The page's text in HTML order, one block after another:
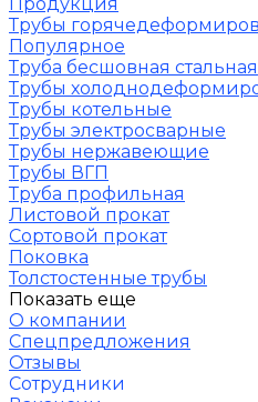
Трубы
Популярное
Труба бесшовная стальная
Трубы
Трубы котельные
Трубы электросварные
Трубы нержавеющие
Трубы ВГП
Труба профильная
Листовой прокат
Сортовой прокат
Поковка
Толстостенные трубы
Показать еще
О компании
Спецпредложения
Отзывы
Сотрудники